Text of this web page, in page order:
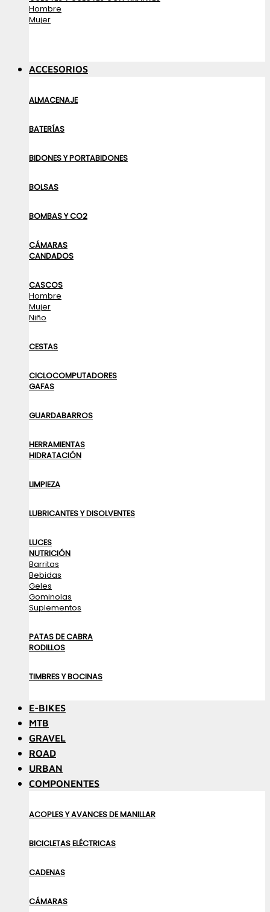
Hombre
Mujer
ACCESORIOS
ALMACENAJE
BATERÍAS
BIDONES Y PORTABIDONES
BOLSAS
BOMBAS Y CO2
CÁMARAS
CANDADOS
CASCOS
Hombre
Mujer
Niño
CESTAS
CICLOCOMPUTADORES
GAFAS
GUARDABARROS
HERRAMIENTAS
HIDRATACIÓN
LIMPIEZA
LUBRICANTES Y DISOLVENTES
LUCES
NUTRICIÓN
Barritas
Bebidas
Geles
Gominolas
Suplementos
PATAS DE CABRA
RODILLOS
TIMBRES Y BOCINAS
E-BIKES
MTB
GRAVEL
ROAD
URBAN
COMPONENTES
ACOPLES Y AVANCES DE MANILLAR
BICICLETAS ELÉCTRICAS
CADENAS
CÁMARAS